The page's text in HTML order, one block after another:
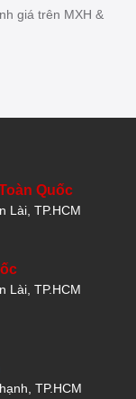
giá trên MXH &
Quốc
Lài, TP.HCM
Lài, TP.HCM
TP.HCM